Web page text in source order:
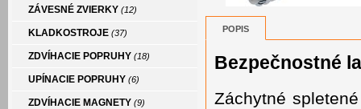
POPIS
Bezpečnostné
Záchytné
ZÁVESNÉ ZVIERKY (12)
KLADKOSTROJE (37)
ZDVÍHACIE POPRUHY (18)
UPÍNACIE POPRUHY (6)
ZDVÍHACIE MAGNETY (9)